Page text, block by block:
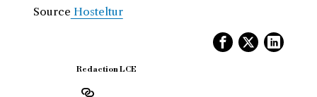
Source Hosteltur
Redaction LCE